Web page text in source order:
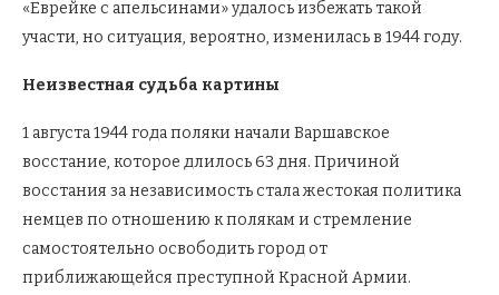
«Еврейке с апельсинами» удалось избежать такой
участи, но ситуация, вероятно, изменилась в 1944 году.
Неизвестная судьба картины
1 августа 1944 года поляки начали Варшавское
восстание, которое длилось 63 дня. Причиной
восстания за независимость стала жестокая политика
немцев по отношению к полякам и стремление
самостоятельно освободить город от
приближающейся преступной Красной Армии.